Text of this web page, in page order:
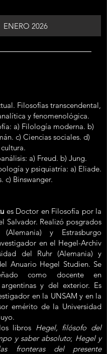
ENERO 2026
Filosofías transcendental,
y fenomenológica.
a) Filología moderna. b)
c) Ciencias sociales. d)
a) Freud. b) Jung.
y psiquiatría: a) Eliade.
c) Binswanger.
es Doctor en Filosofía por la
Salvador. Realizó posgrados
y Estrasburgo
en el Hegel-Archiv
del Ruhr (Alemania) y
Anuario Hegel Studien. Se
como docente en
argentinas y del exterior. Es
en la UNSAM y en la
emérito de la Universidad
libros Hegel, filósofo del
y saber absoluto; Hegel y
fronteras del presente